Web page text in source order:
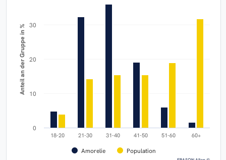
Anteil an der Gruppe in %
Amorelie Population
18-20 21-30 31-40 41-50 51-60 60+
0
10
20
30